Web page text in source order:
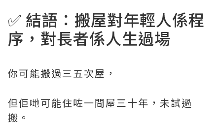
✅ 結語：搬屋對年輕人係程
序，對長者係人生過場
你可能搬過三五次屋，
但佢哋可能住咗一間屋三十年，未試過
搬。